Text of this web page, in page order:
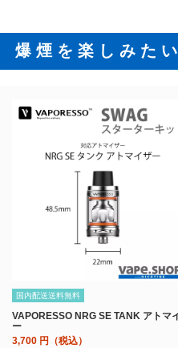
爆煙を楽しみた
国内配送送料無料
VAPORESSO NRG SE TANK アトマ
ー
3,700 円（税込）